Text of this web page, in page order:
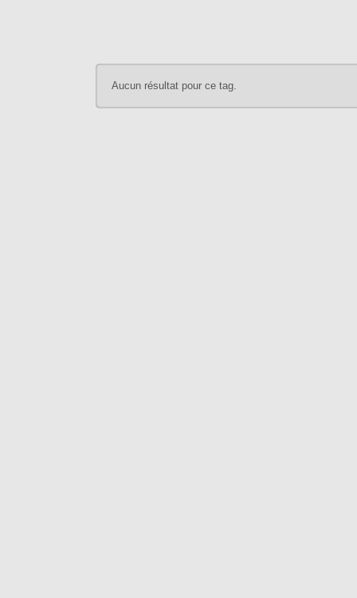
Aucun résultat pour ce tag.